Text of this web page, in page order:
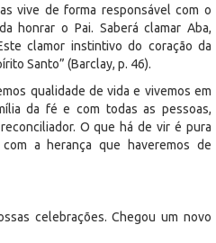
vive de forma responsável com o
honrar o Pai. Saberá clamar Aba,
clamor instintivo do coração da
Santo” (Barclay, p. 46).
qualidade de vida e vivemos em
da fé e com todas as pessoas,
O que há de vir é pura
a herança que haveremos de
celebrações. Chegou um novo